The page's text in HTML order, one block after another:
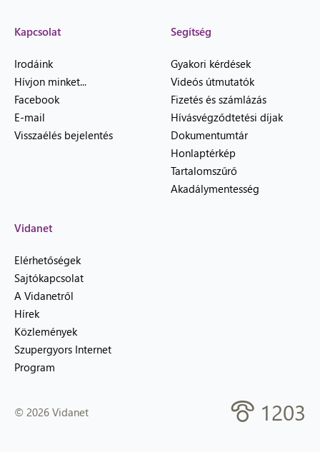
Kapcsolat
Irodáink
Hívjon minket...
Facebook
E-mail
Visszaélés bejelentés
Segítség
Gyakori kérdések
Videós útmutatók
Fizetés és számlázás
Hívásvégződtetési díjak
Dokumentumtár
Honlaptérkép
Tartalomszűrő
Akadálymentesség
Vidanet
Elérhetőségek
Sajtókapcsolat
A Vidanetről
Hírek
Közlemények
Szupergyors Internet
Program
© 2026 Vidanet 1203